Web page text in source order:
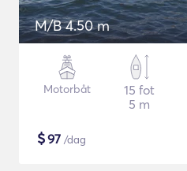
M/B 4.50 m
Motorbåt
15 fot
5 m
$97 /dag